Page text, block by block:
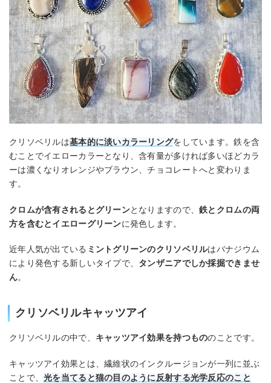
クリソベリルは基本的に淡いカラーリングをしています。鉄を含
むことでイエローカラーとなり、含有量が多ければ多いほどカラ
ーは濃くなりオレンジやブラウン、チョコレートへと変わりま
す。
クロムが含有されるとグリーンとなりますので、鉄とクロムの両
方を含むとイエローグリーンに発色します。
近年人気が出ている ミントグリーンのクリソベリルはバナジウム
により発色する新しいタイプで、 タンザニアでしか採掘できませ
ん。
クリソベリルキャッツアイ
クリソベリルの中で、 キャッツアイ効果を持つもののことです。
キャッツアイ効果とは、繊維状のインクルージョンが一列に並ぶ
ことで、光を当てると猫の目のように反射する光学反応のこと